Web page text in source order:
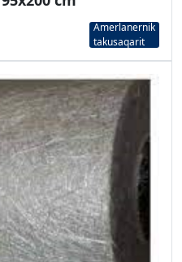
Amerlanernik
takusaqarit